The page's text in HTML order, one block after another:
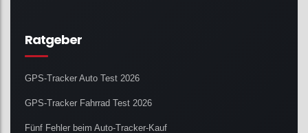
Ratgeber
GPS-Tracker Auto Test 2026
GPS-Tracker Fahrrad Test 2026
Fünf Fehler beim Auto-Tracker-Kauf